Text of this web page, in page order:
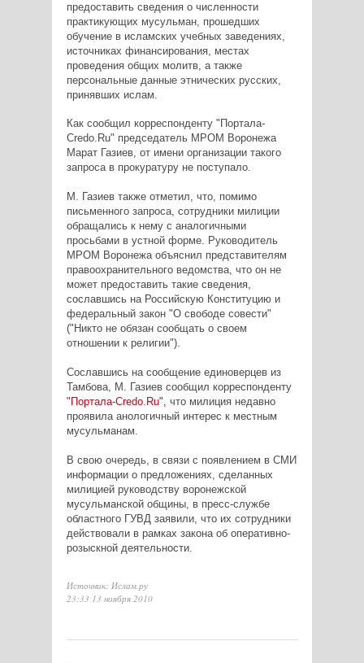
предоставить сведения о численности
практикующих мусульман, прошедших
обучение в исламских учебных заведениях,
источниках финансирования, местах
проведения общих молитв, а также
персональные данные этнических русских,
принявших ислам.
Как сообщил корреспонденту "Портала-
Credo.Ru" председатель МРОМ Воронежа
Марат Газиев, от имени организации такого
запроса в прокуратуру не поступало.
М. Газиев также отметил, что, помимо
письменного запроса, сотрудники милиции
обращались к нему с аналогичными
просьбами в устной форме. Руководитель
МРОМ Воронежа объяснил представителям
правоохранительного ведомства, что он не
может предоставить такие сведения,
сославшись на Российскую Конституцию и
федеральный закон "О свободе совести"
("Никто не обязан сообщать о своем
отношении к религии").
Сославшись на сообщение единоверцев из
Тамбова, М. Газиев сообщил корреспонденту
"Портала-Credo.Ru", что милиция недавно
проявила анологичный интерес к местным
мусульманам.
В свою очередь, в связи с появлением в СМИ
информации о предложениях, сделанных
милицией руководству воронежской
мусульманской общины, в пресс-службе
областного ГУВД заявили, что их сотрудники
действовали в рамках закона об оперативно-
розыскной деятельности.
Источник: Ислам.ру
23:33 13 ноября 2010